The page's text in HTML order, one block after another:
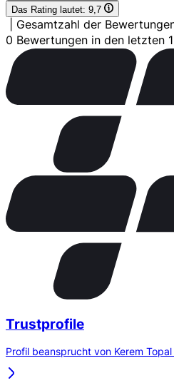
Das Rating lautet: 9,7
Gesamtzahl der
0 Bewertungen in den letzten
Trustprofile
Profil beansprucht von Kerem